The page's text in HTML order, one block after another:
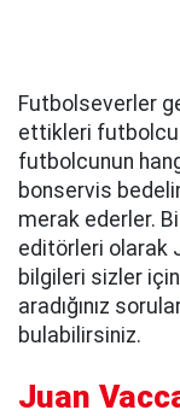
Futbolseverler
ettikleri
futbolcunun hangi
bonservis
merak ederler.
editörleri olarak
bilgileri sizler
aradığınız
bulabilirsiniz.
Juan